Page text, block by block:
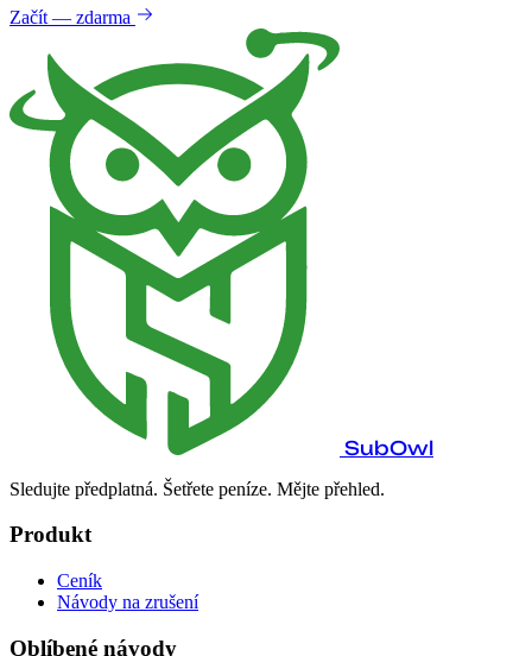
Začít — zdarma
SubOwl
Sledujte předplatná. Šetřete peníze. Mějte přehled.
Produkt
Ceník
Návody na zrušení
Oblíbené návody